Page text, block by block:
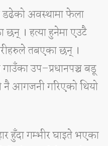
अवस्थामा फेला
। हत्या हुनेमा एउटै
तबएका छन् ।
गाउँका उप–प्रधानपञ्च बडू
नै आगजनी गरिएको थियो
हुँदा गम्भीर घाइते भएका